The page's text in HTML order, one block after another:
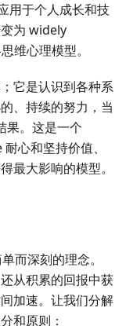
用于个人成长和技
为 widely
维心理模型。
它是认识到各种系
、持续的努力，当
果。这是一个
心和坚持价值、
最大影响的模型。
而深刻的理念。
从积累的回报中获
加速。让我们分解
和原则：